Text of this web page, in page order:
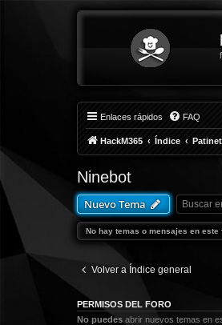
Enlaces rápidos FAQ
HackM365 Índice
Ninebot
Nuevo Tema
No hay temas o mensajes en este
Volver a Índice general
PERMISOS DEL FORO
No puedes abrir nuevos temas en